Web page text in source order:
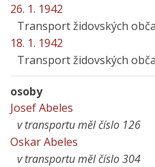
26. 1. 1942
Transport židovských
18. 1. 1942
Transport židovských
osoby
Josef Abeles
v transportu měl číslo 126
Oskar Abeles
v transportu měl číslo 304